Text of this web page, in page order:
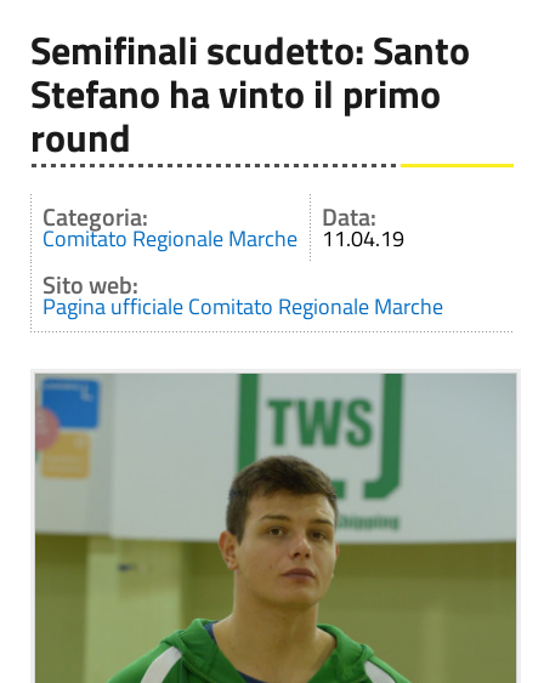
Semifinali scudetto: Santo
Stefano ha vinto il primo
round
Categoria:
Comitato Regionale Marche
Data:
11.04.19
Sito web:
Pagina ufficiale Comitato Regionale Marche